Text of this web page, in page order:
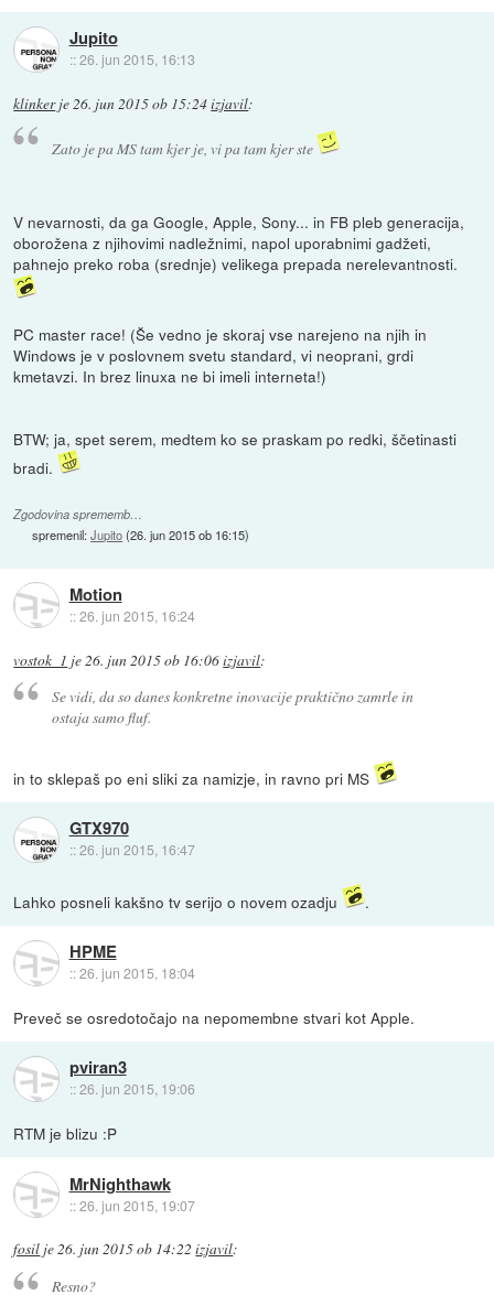
Jupito
::26. jun 2015, 16:13
klinkerje26. jun 2015 ob 15:24izjavil:
Zato je pa MS tam kjer je, vi pa tam kjer ste
V nevarnosti, da ga Google, Apple, Sony... in FB pleb generacija,
oborožena z njihovimi nadležnimi, napol uporabnimi gadžeti,
pahnejo preko roba (srednje) velikega prepada nerelevantnosti.
PC master race! (Še vedno je skoraj vse narejeno na njih in
Windows je v poslovnem svetu standard, vi neoprani, grdi
kmetavzi. In brez linuxa ne bi imeli interneta!)
BTW; ja, spet serem, medtem ko se praskam po redki, ščetinasti
bradi.
Zgodovina sprememb…
spremenil:Jupito(26. jun 2015 ob 16:15)
Motion
::26. jun 2015, 16:24
vostok_1 je 26. jun 2015 ob 16:06izjavil:
Se vidi, da so danes konkretne inovacije praktično zamrle in
ostaja samo fluf.
in to sklepaš po eni sliki za namizje, in ravno pri MS
GTX970
::26. jun 2015, 16:47
Lahko posneli kakšno tv serijo o novem ozadju .
HPME
::26. jun 2015, 18:04
Preveč se osredotočajo na nepomembne stvari kot Apple.
pviran3
::26. jun 2015, 19:06
RTM je blizu :P
MrNighthawk
::26. jun 2015, 19:07
fosil je26. jun 2015 ob 14:22 izjavil:
Resno?